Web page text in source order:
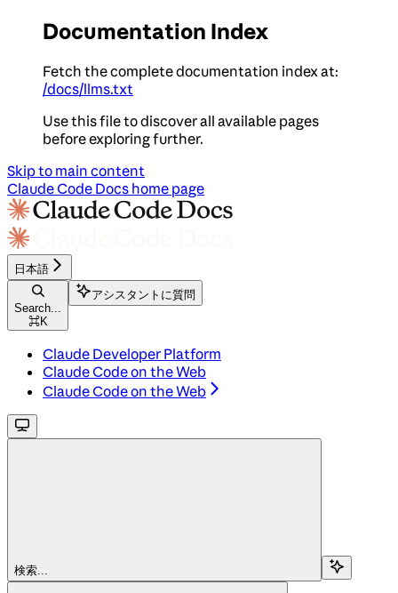
Documentation Index
Fetch the complete documentation index at:
/docs/llms.txt
Use this file to discover all available pages
before exploring further.
Skip to main content
Claude Code Docs home page
日本語
Search...
⌘K
アシスタントに質問
Claude Developer Platform
Claude Code on the Web
Claude Code on the Web
検索...